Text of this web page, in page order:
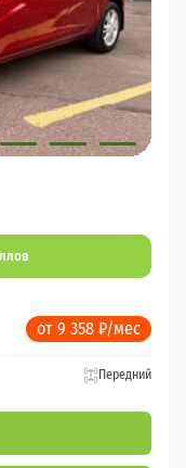
от 9 358 ₽/мес
Передний